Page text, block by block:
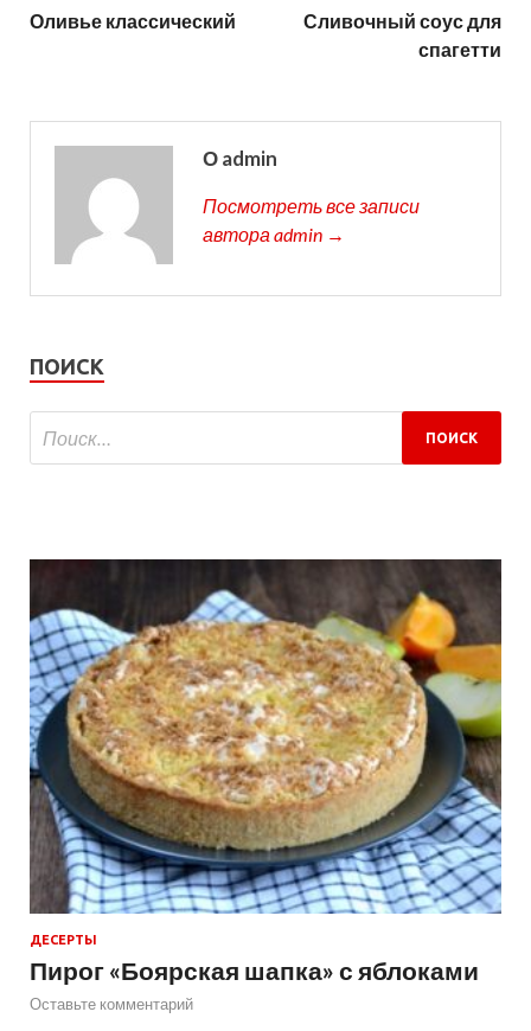
Оливье классический
Сливочный соус для
спагетти
О admin
Посмотреть все записи
автора admin →
ПОИСК
ДЕСЕРТЫ
Пирог «Боярская шапка» с яблоками
Оставьте комментарий